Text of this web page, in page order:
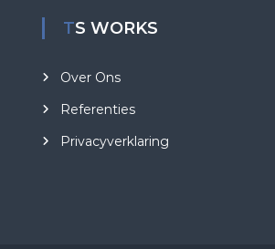
TS WORKS
Over Ons
Referenties
Privacyverklaring